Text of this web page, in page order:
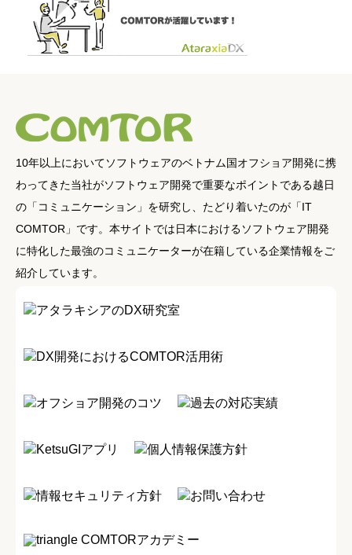
10年以上においてソフトウェアのベトナム国オフショア開発に携
わってきた当社がソフトウェア開発で重要なポイントである越日
の「コミュニケーション」を研究し、たどり着いたのが「IT
COMTOR」です。本サイトでは日本におけるソフトウェア開発
に特化した最強のコミュニケーターが在籍している企業情報をご
紹介しています。
アタラキシアのDX研究室
DX開発におけるCOMTOR活用術
オフショア開発のコツ 過去の対応実績
KetsuGIアプリ 個人情報保護方針
情報セキュリティ方針 お問い合わせ
COMTORアカデミー